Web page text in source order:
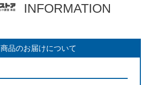
INFORMATION
商品のお届けについて